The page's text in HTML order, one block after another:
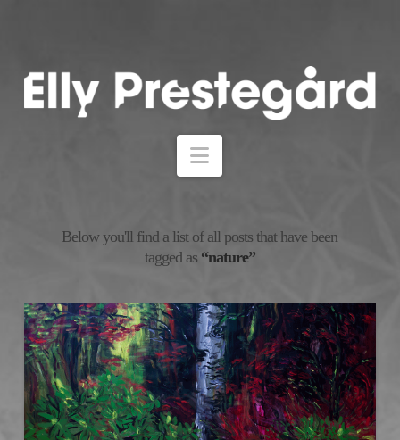
Navigation
Below you'll find a list of all posts that have been
tagged as “nature”